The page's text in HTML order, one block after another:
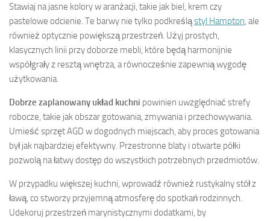
Stawiaj na jasne kolory w aranżacji, takie jak biel, krem czy
pastelowe odcienie. Te barwy nie tylko podkreśląstyl Hampton , ale
również optycznie powiększą przestrzeń. Użyj prostych,
klasycznych linii przy doborze mebli, które będą harmonijnie
współgrały z resztą wnętrza, a równocześnie zapewnią wygodę
użytkowania.
Dobrze zaplanowany układ kuchni powinien uwzględniać strefy
robocze, takie jak obszar gotowania, zmywania i przechowywania.
Umieść sprzęt AGD w dogodnych miejscach, aby proces gotowania
był jak najbardziej efektywny. Przestronne blaty i otwarte półki
pozwolą na łatwy dostęp do wszystkich potrzebnych przedmiotów.
W przypadku większej kuchni, wprowadź również rustykalny stół z
ławą, co stworzy przyjemną atmosferę do spotkań rodzinnych.
Udekoruj przestrzeń marynistycznymi dodatkami, by